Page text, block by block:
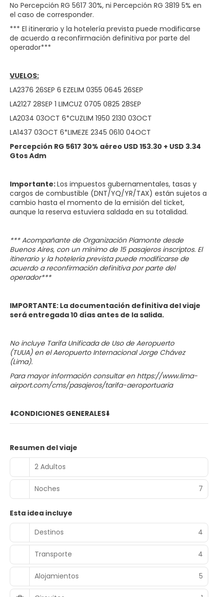
No Percepción RG 5617 30%, ni Percepción RG 3819 5% en
el caso de corresponder.
*** El itinerario y la hotelería prevista puede modificarse
de acuerdo a reconfirmación definitiva por parte del
operador***
VUELOS:
LA2376 26SEP 6 EZELIM 0355 0645 26SEP
LA2127 28SEP 1 LIMCUZ 0705 0825 28SEP
LA2034 03OCT 6*CUZLIM 1950 2130 03OCT
LA1437 03OCT 6*LIMEZE 2345 0610 04OCT
Percepción RG 5617 30% aéreo USD 153.30 + USD 3.34
Gtos Adm
Importante:Los impuestos gubernamentales, tasas y
cargos de combustible (DNT/YQ/YR/TAX) están sujetos a
cambio hasta el momento de la emisión del ticket,
aunque la reserva estuviera saldada en su totalidad.
*** Acompañante de Organización Piamonte desde
Buenos Aires, con un mínimo de 15 pasajeros inscriptos. El
itinerario y la hotelería prevista puede modificarse de
acuerdo a reconfirmación definitiva por parte del
operador***
IMPORTANTE: La documentación definitiva del viaje
será entregada 10 días antes de la salida.
No incluye Tarifa Unificada de Uso de Aeropuerto
(TUUA) en el Aeropuerto Internacional Jorge Chávez
(Lima).
Para mayor información consultar en https://www.lima-
airport.com/cms/pasajeros/tarifa-aeroportuaria
⬇️CONDICIONES GENERALES⬇️
Resumen del viaje
2 Adultos
Noches 7
Esta idea incluye
Destinos
4
Transporte 4
Alojamientos 5